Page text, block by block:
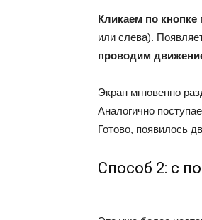
Кликаем по кнопке
или слева).
проводим
Экран мгновенно
Аналогично
Готово, появилось
Способ 2: с